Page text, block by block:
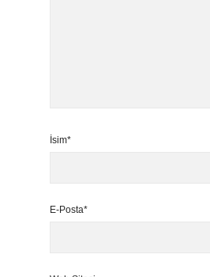
İsim*
E-Posta*